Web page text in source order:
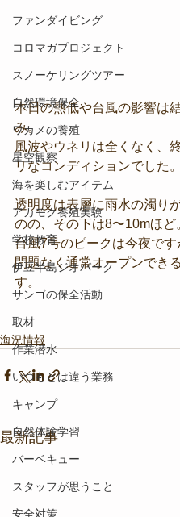
ファンダイビング
コロマガプロジェクト
スノーケリングツアー
自然環境保全
ワカメの養殖
星空観察
海を楽しむアイテム
アカモク養殖実験
学校教育
伊豆半島ジオパーク
サンゴの保全活動
取材
作業潜水
いつもとは違う業務
キャンプ
自然体験学習
バーベキュー
スタッフが思うこと
安全対策
本日の熱低や台風の影響は
み。
風波やウネリは全くなく、
リなコンディションでした。
透明度は表層に雨水の濁り
のの、その下は8〜10mほど
台風7号のピークは今夜です
問題なく通常オープンでき
す。
海況情報
最新記事